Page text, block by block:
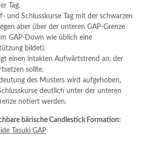
Tag.
und Schlusskurse Tag mit der schwarzen
aber über der unteren GAP-Grenze
GAP-Down wie üblich eine
bildet).
einen intakten Aufwärtstrend an, der
sollte.
des Musters wird aufgehoben,
deutlich unter der unteren
notiert werden.
bärische Candlestick Formation:
Tasuki GAP